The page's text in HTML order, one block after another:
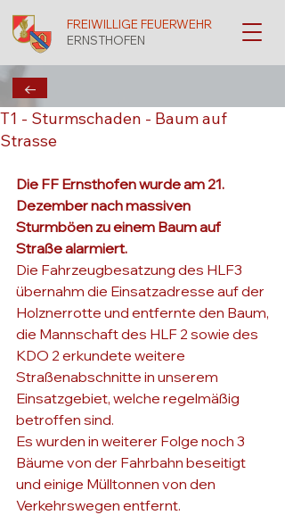
FREIWILLIGE FEUERWEHR
ERNSTHOFEN
T1 - Sturmschaden - Baum auf
Strasse
Die FF Ernsthofen wurde am 21.
Dezember nach massiven
Sturmböen zu einem Baum auf
Straße alarmiert.
Die Fahrzeugbesatzung des HLF3
übernahm die Einsatzadresse auf der
Holznerrotte und entfernte den Baum,
die Mannschaft des HLF 2 sowie des
KDO 2 erkundete weitere
Straßenabschnitte in unserem
Einsatzgebiet, welche regelmäßig
betroffen sind.
Es wurden in weiterer Folge noch 3
Bäume von der Fahrbahn beseitigt
und einige Mülltonnen von den
Verkehrswegen entfernt.
←